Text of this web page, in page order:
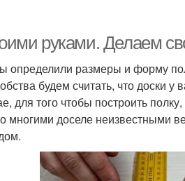
руками. Делаем
определили размеры и форму
будем считать, что доски
для того чтобы построить
многими доселе неизвестными